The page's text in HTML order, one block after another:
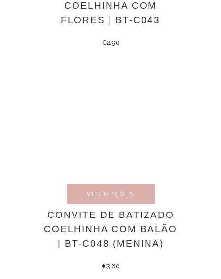
COELHINHA COM
FLORES | BT-C043
€2.90
VER OPÇÕES
CONVITE DE BATIZADO
COELHINHA COM BALÃO
| BT-C048 (MENINA)
€3.60